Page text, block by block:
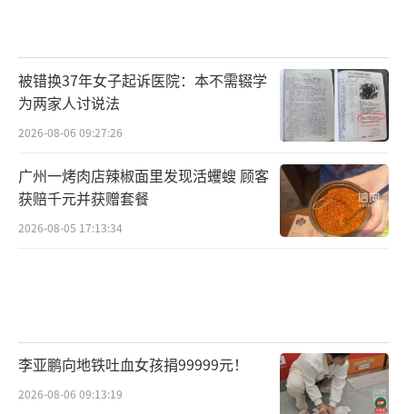
派出所都来珠宝店里核查过。
对于如何处理，店长表示：“现在我们双
方都在辖区派出所里，民警在帮我们处理，正
在等民警协调处理。”
记者注意到，赵女士和家人前往珠宝店交
律师观点：珠宝店有无假借证书刁难消费
者之嫌？
被错换37年女子起诉医院：本不需辍学
为两家人讨说法
2026-08-06 09:27:26
广州一烤肉店辣椒面里发现活蠼螋 顾客
获赔千元并获赠套餐
2026-08-05 17:13:34
李亚鹏向地铁吐血女孩捐99999元！
2026-08-06 09:13:19